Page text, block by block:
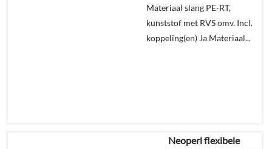
Materiaal slang PE-RT,
kunststof met RVS omv. Incl.
koppeling(en) Ja Materiaal...
€13,89
Neoperl flexibele